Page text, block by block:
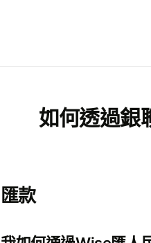
如何透過銀
匯款